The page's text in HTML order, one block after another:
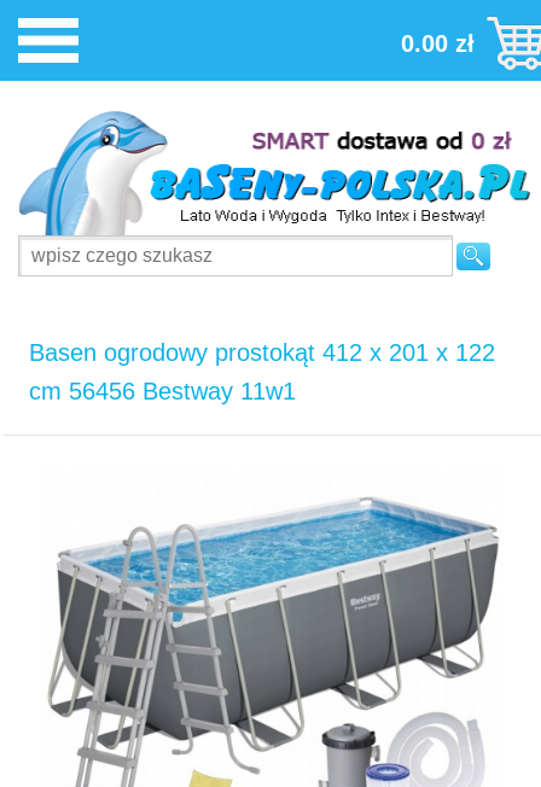
0.00 zł
Basen ogrodowy prostokąt 412 x 201 x 122
cm 56456 Bestway 11w1